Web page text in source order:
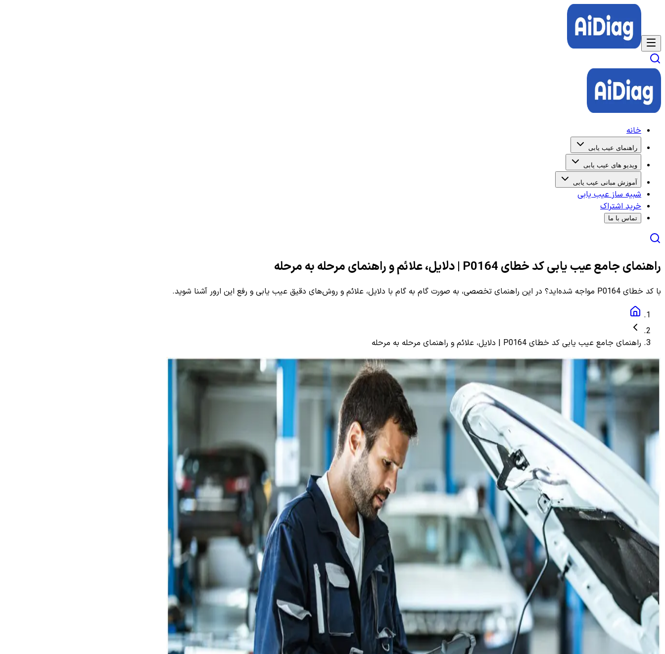
خانه
راهنمای عیب یابی
ویدیو های عیب یابی
آموزش مبانی عیب یابی
شبیه ساز عیب یابی
خرید اشتراک
تماس با ما
راهنمای جامع عیب یابی کد خطای P0164 | دلایل، علائم و راهنمای مرحله به مرحله
با کد خطای P0164 مواجه شده‌اید؟ در این راهنمای تخصصی، به صورت گام به گام با دلایل، علائم و روش‌های دقیق عیب یابی و رفع این ارور آشنا شوید.
راهنمای جامع عیب یابی کد خطای P0164 | دلایل، علائم و راهنمای مرحله به مرحله